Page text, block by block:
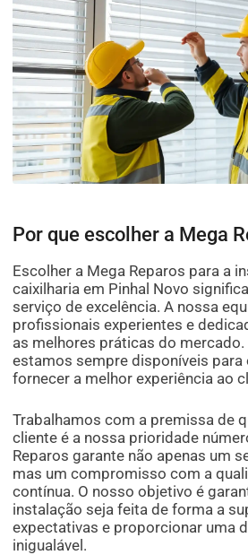
Por que escolher a Mega
Escolher a Mega Reparos para a
caixilharia em Pinhal Novo
serviço de excelência. A nossa
profissionais experientes e
as melhores práticas do
estamos sempre disponíveis para
fornecer a melhor experiência ao
Trabalhamos com a premissa de
cliente é a nossa prioridade
Reparos garante não apenas um
mas um compromisso com a
contínua. O nosso objetivo é
instalação seja feita de forma a
expectativas e proporcionar uma
inigualável.